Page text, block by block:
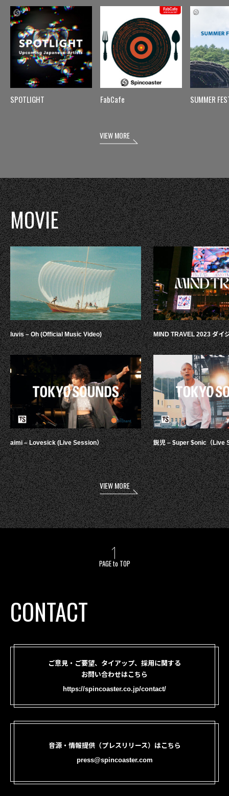
SPOTLIGHT FabCafe SUMMER
VIEW MORE
MOVIE
luvis – Oh (Official Music Video)
aimi – Lovesick (Live Session）
MIND TRAVEL 2023 ダイ
鋭児 – $uper $onic（Live
VIEW MORE
PAGE to TOP
CONTACT
ご意見・ご要望、タイアップ、採用に関する
お問い合わせはこちら
https://spincoaster.co.jp/contact/
音源・情報提供（プレスリリース）はこちら
press@spincoaster.com